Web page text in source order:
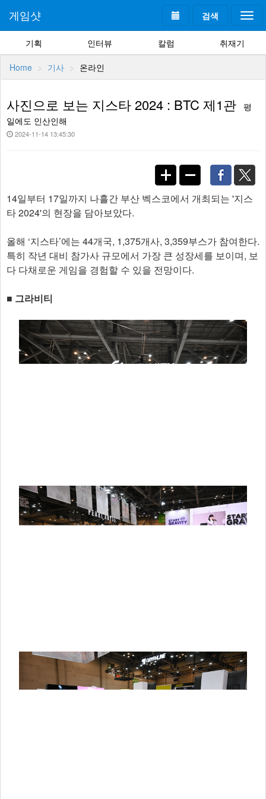
검색
게임샷
기획 인터뷰 칼럼 취재기
Home 기사 온라인
사진으로 보는 지스타 2024 : BTC 제1관 평
일에도 인산인해
2024-11-14 13:45:30
14일부터 17일까지 나흘간 부산 벡스코에서 개최되는 '지스
타 2024'의 현장을 담아보았다.
올해 ‘지스타’에는 44개국, 1,375개사, 3,359부스가 참여한다.
특히 작년 대비 참가사 규모에서 가장 큰 성장세를 보이며, 보
다 다채로운 게임을 경험할 수 있을 전망이다.
■ 그라비티